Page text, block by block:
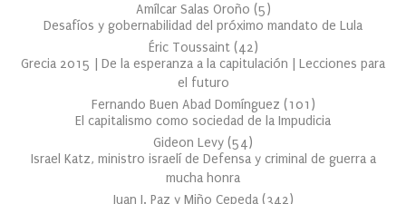
Amílcar Salas Oroño (5)
Desafíos y gobernabilidad del próximo mandato de Lula
Éric Toussaint (42)
Grecia 2015 | De la esperanza a la capitulación | Lecciones para
el futuro
Fernando Buen Abad Domínguez (101 )
El capitalismo como sociedad de la Impudicia
Gideon Levy (54)
Israel Katz, ministro israelí de Defensa y criminal de guerra a
mucha honra
Juan J. Paz y Miño Cepeda (342)